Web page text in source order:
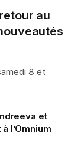
au
8 et
et
l’Omnium